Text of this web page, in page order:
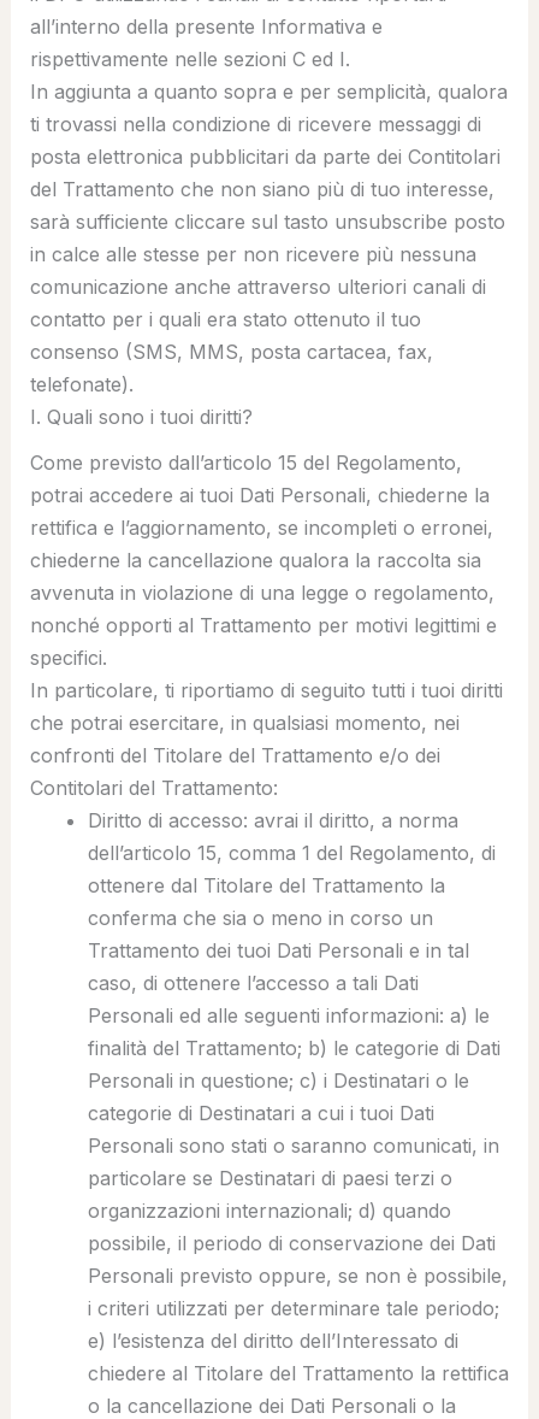
all’interno della presente Informativa e
rispettivamente nelle sezioni C ed I.
In aggiunta a quanto sopra e per semplicità, qualora
ti trovassi nella condizione di ricevere messaggi di
posta elettronica pubblicitari da parte dei Contitolari
del Trattamento che non siano più di tuo interesse,
sarà sufficiente cliccare sul tasto unsubscribe posto
in calce alle stesse per non ricevere più nessuna
comunicazione anche attraverso ulteriori canali di
contatto per i quali era stato ottenuto il tuo
consenso (SMS, MMS, posta cartacea, fax,
telefonate).
I. Quali sono i tuoi diritti?
Come previsto dall’articolo 15 del Regolamento,
potrai accedere ai tuoi Dati Personali, chiederne la
rettifica e l’aggiornamento, se incompleti o erronei,
chiederne la cancellazione qualora la raccolta sia
avvenuta in violazione di una legge o regolamento,
nonché opporti al Trattamento per motivi legittimi e
specifici.
In particolare, ti riportiamo di seguito tutti i tuoi diritti
che potrai esercitare, in qualsiasi momento, nei
confronti del Titolare del Trattamento e/o dei
Contitolari del Trattamento:
Diritto di accesso: avrai il diritto, a norma
dell’articolo 15, comma 1 del Regolamento, di
ottenere dal Titolare del Trattamento la
conferma che sia o meno in corso un
Trattamento dei tuoi Dati Personali e in tal
caso, di ottenere l’accesso a tali Dati
Personali ed alle seguenti informazioni: a) le
finalità del Trattamento; b) le categorie di Dati
Personali in questione; c) i Destinatari o le
categorie di Destinatari a cui i tuoi Dati
Personali sono stati o saranno comunicati, in
particolare se Destinatari di paesi terzi o
organizzazioni internazionali; d) quando
possibile, il periodo di conservazione dei Dati
Personali previsto oppure, se non è possibile,
i criteri utilizzati per determinare tale periodo;
e) l’esistenza del diritto dell’Interessato di
chiedere al Titolare del Trattamento la rettifica
o la cancellazione dei Dati Personali o la